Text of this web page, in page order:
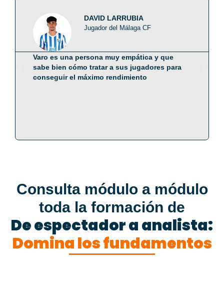
DAVID LARRUBIA
Jugador del Málaga CF
Varo es una persona muy empática y que
sabe bien cómo tratar a sus jugadores para
conseguir el máximo rendimiento
Consulta módulo a módulo
toda la formación de
De espectador a analista:
Domina los fundamentos